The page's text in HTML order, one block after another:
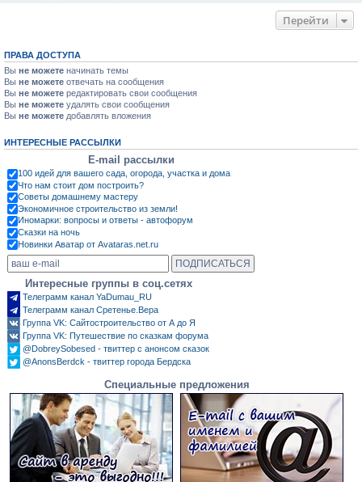
Перейти
ПРАВА ДОСТУПА
Вы не можете начинать темы
Вы не можете отвечать на сообщения
Вы не можете редактировать свои сообщения
Вы не можете удалять свои сообщения
Вы не можете добавлять вложения
ИНТЕРЕСНЫЕ РАССЫЛКИ
E-mail рассылки
100 идей для вашего сада, огорода, участка и дома
Что нам стоит дом построить?
Советы домашнему мастеру
Экономичное строительство из земли!
Иномарки: вопросы и ответы - автофорум
Сказки на ночь
Новинки Аватар от Avataras.net.ru
Интересные группы в соц.сетях
Телеграмм канал YaDumau_RU
Телеграмм канал Сретенье.Вера
Группа VK: Сайтостроительство от А до Я
Группа VK: Путешествие по сказкам форума
@DobreySobesed - твиттер с анонсом сказок
@AnonsBerdck - твиттер города Бердска
Специальные предложения